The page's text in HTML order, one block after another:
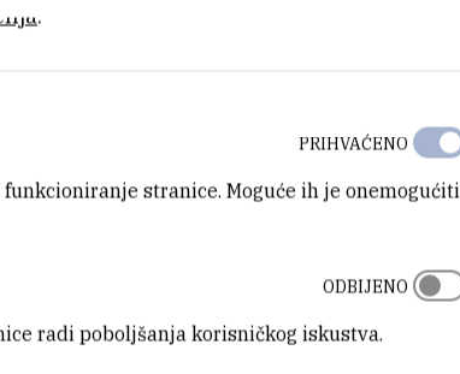
RUĐER BOŠKOVIĆ
NAS
.
stranice. Moguće ih je onemogućiti
PRIHVAĆENO
radi poboljšanja korisničkog iskustva.
ODBIJENO